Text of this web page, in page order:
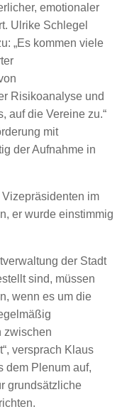
emotionaler
Ulrike Schlegel
„Es kommen viele
Risikoanalyse und
auf die Vereine zu.“
mit
der Aufnahme in
im
er wurde einstimmig
der Stadt
sind, müssen
wenn es um die
zwischen
versprach Klaus
dem Plenum auf,
grundsätzliche